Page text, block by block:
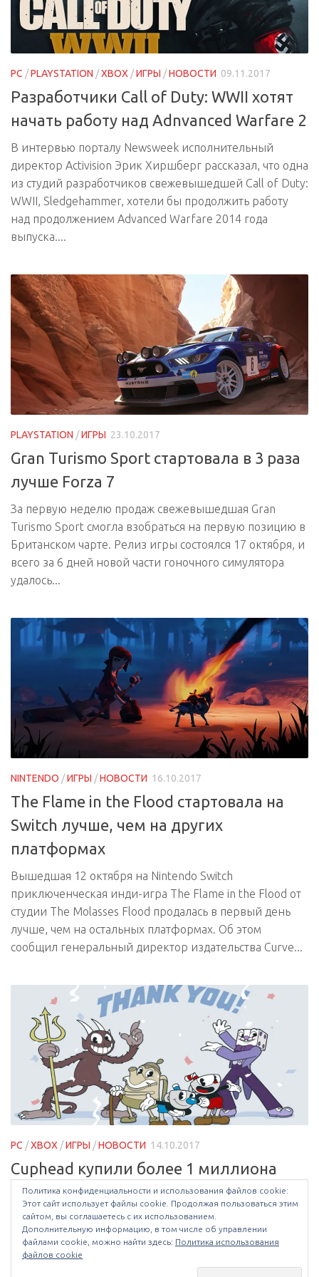
PC /PLAYSTATION /XBOX /ИГРЫ /НОВОСТИ 09.11.2017
Разработчики Call of Duty: WWII хотят
начать работу над Adnvanced Warfare 2
В интервью порталу Newsweek исполнительный
директор Activision Эрик Хиршберг рассказал, что одна
из студий разработчиков свежевышедшей Call of Duty:
WWII, Sledgehammer, хотели бы продолжить работу
над продолжением Advanced Warfare 2014 года
выпуска....
PLAYSTATION /ИГРЫ 23.10.2017
Gran Turismo Sport стартовала в 3 раза
лучше Forza 7
За первую неделю продаж свежевышедшая Gran
Turismo Sport смогла взобраться на первую позицию в
Британском чарте. Релиз игры состоялся 17 октября, и
всего за 6 дней новой части гоночного симулятора
удалось...
NINTENDO /ИГРЫ /НОВОСТИ 16.10.2017
The Flame in the Flood стартовала на
Switch лучше, чем на других
платформах
Вышедшая 12 октября на Nintendo Switch
приключенческая инди-игра The Flame in the Flood от
студии The Molasses Flood продалась в первый день
лучше, чем на остальных платформах. Об этом
сообщил генеральный директор издательства Curve...
PC /XBOX /ИГРЫ /НОВОСТИ 14.10.2017
Cuphead купили более 1 миллиона
игроков!
Стилизованный под мультфильм шестидесятых годов
2D-платформер Cuphead, вышедший около двух
недель назад, на днях продался тиражом более одного
Политика конфиденциальности и использования файлов сookie:
Этот сайт использует файлы cookie. Продолжая пользоваться этим
сайтом, вы соглашаетесь с их использованием.
Дополнительную информацию, в том числе об управлении
файлами cookie, можно найти здесь: Политика использования
файлов cookie